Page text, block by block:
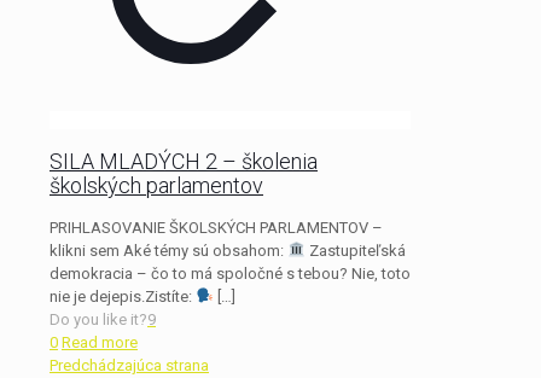
SILA MLADÝCH 2 – školenia
školských parlamentov
PRIHLASOVANIE ŠKOLSKÝCH PARLAMENTOV –
klikni sem Aké témy sú obsahom:
Zastupiteľská
demokracia – čo to má spoločné s tebou? Nie, toto
nie je dejepis.Zistíte:
[…]
Do you like it?9
0 Read more
Predchádzajúca strana